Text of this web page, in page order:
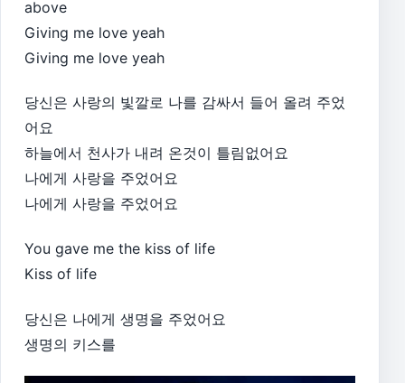
above
Giving me love yeah
Giving me love yeah
당신은 사랑의 빛깔로 나를 감싸서 들어 올려 주었
어요
하늘에서 천사가 내려 온것이 틀림없어요
나에게 사랑을 주었어요
나에게 사랑을 주었어요
You gave me the kiss of life
Kiss of life
당신은 나에게 생명을 주었어요
생명의 키스를